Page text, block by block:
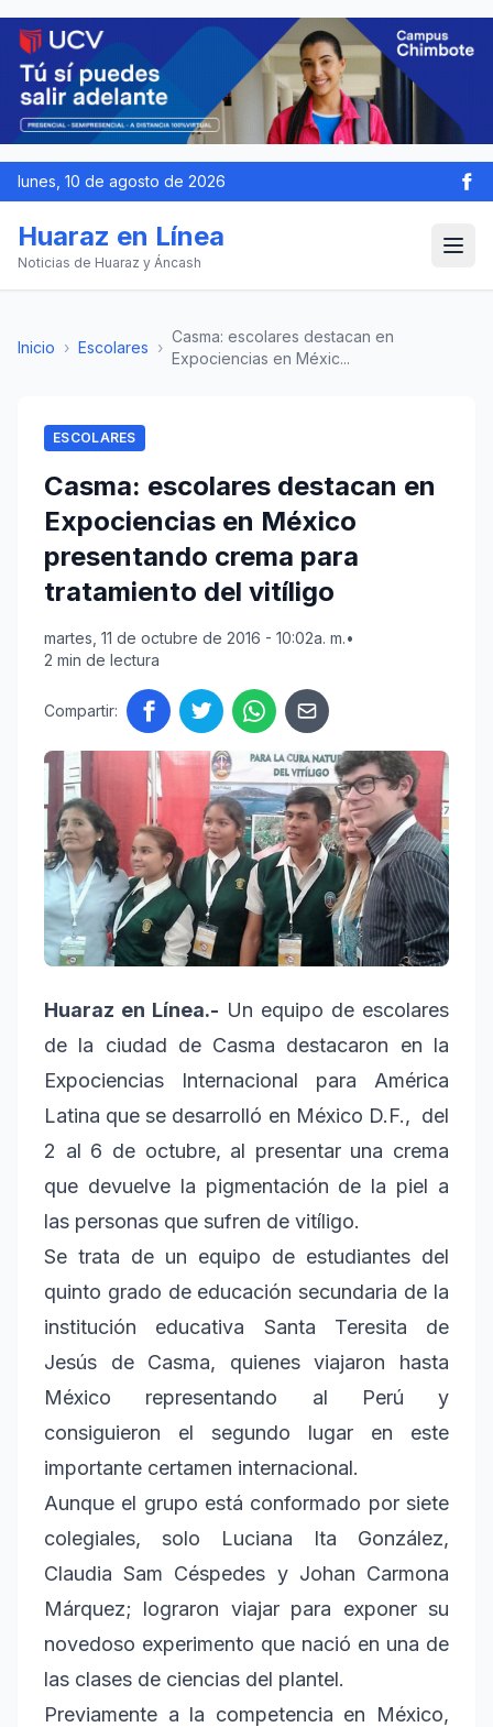
lunes, 10 de agosto de 2026
Huaraz en Línea
Noticias de Huaraz y Áncash
Inicio › Escolares ›
Casma: escolares destacan en
Expociencias en Méxic...
ESCOLARES
Casma: escolares destacan en
Expociencias en México
presentando crema para
tratamiento del vitíligo
martes, 11 de octubre de 2016 - 10:02a. m.•
2 min de lectura
Compartir:
Huaraz en Línea.- Un equipo de escolares
de la ciudad de Casma destacaron en la
Expociencias Internacional para América
Latina que se desarrolló en México D.F., del
2 al 6 de octubre, al presentar una crema
que devuelve la pigmentación de la piel a
las personas que sufren de vitíligo.
Se trata de un equipo de estudiantes del
quinto grado de educación secundaria de la
institución educativa Santa Teresita de
Jesús de Casma, quienes viajaron hasta
México representando al Perú y
consiguieron el segundo lugar en este
importante certamen internacional.
Aunque el grupo está conformado por siete
colegiales, solo Luciana Ita González,
Claudia Sam Céspedes y Johan Carmona
Márquez; lograron viajar para exponer su
novedoso experimento que nació en una de
las clases de ciencias del plantel.
Previamente a la competencia en México,